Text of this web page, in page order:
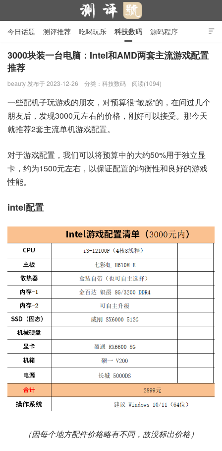
测评号

今日话题 测评推荐 吃喝玩乐 科技数码 源码程序
行业产品 在线投稿 隐私政策
3000块装一台电脑：Intel和AMD两套主流游戏配置
推荐
beauty 发布于 2023-12-26 分类： 科技数码 阅读(1094)
一些配机子玩游戏的朋友，对预算很“敏感”的，在问过几个
朋友后，发现3000元左右的价格，刚好可以接受。那今天
就推荐2套主流单机游戏配置。
对于游戏配置，我们可以将预算中的大约50%用于独立显
卡，约为1500元左右，以保证配置的均衡性和良好的游戏
性能。
intel配置
（因每个地方配件价格略有不同，故没标出价格）